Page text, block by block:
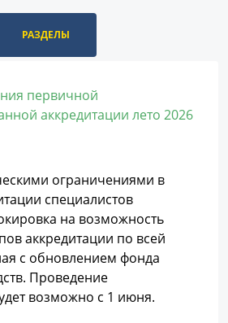
РАЗДЕЛЫ
первичной
аккредитации лето 2026
ограничениями в
специалистов
на возможность
аккредитации по всей
с обновлением фонда
Проведение
возможно с 1 июня.